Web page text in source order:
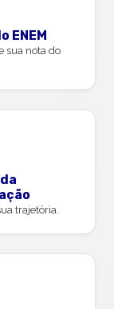
ENEM
sua nota do
trajetória.